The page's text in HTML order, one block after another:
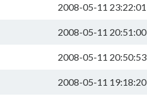
2008-05-11 23:22:01
2008-05-11 20:51:00
2008-05-11 20:50:53
2008-05-11 19:18:20